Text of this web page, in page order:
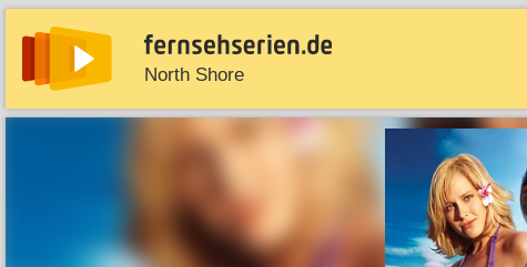
North Shore
News Entdecken Streaming